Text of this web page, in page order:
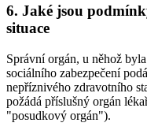
6. Jaké jsou
situace
Správní orgán, u něhož
sociálního zabezpečení
nepříznivého zdravotního
požádá příslušný orgán
"posudkový orgán").